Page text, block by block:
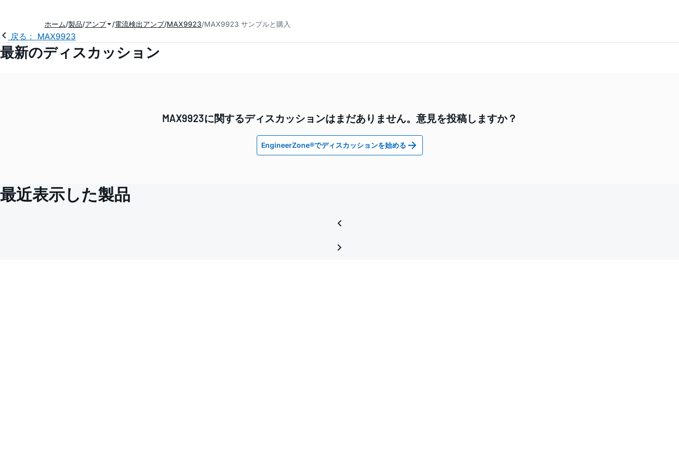
ホーム 製品 アンプ 電流検出アンプ MAX9923 MAX9923 サンプルと購入
戻る： MAX9923
最新のディスカッション
MAX9923に関するディスカッションはまだありません。意見を投稿しますか？
EngineerZone®でディスカッションを始める
最近表示した製品